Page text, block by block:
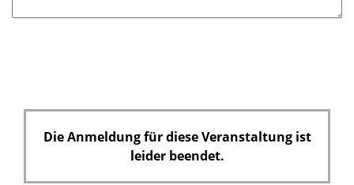
Die Anmeldung für diese Veranstaltung ist
leider beendet.